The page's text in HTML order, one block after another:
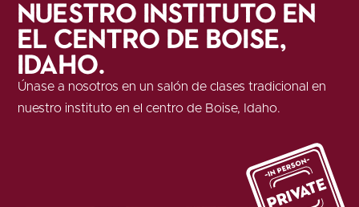
nuestro instituto en
el centro de Boise,
Idaho.
Únase a nosotros en un salón de clases tradicional en
nuestro instituto en el centro de Boise, Idaho.